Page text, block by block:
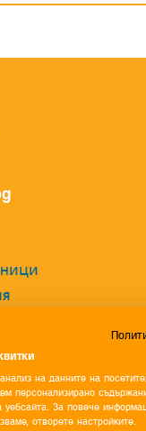
речник
нашия онлайн
на данните на
персонализирано
уебсайта. За повече
отворете настройките.